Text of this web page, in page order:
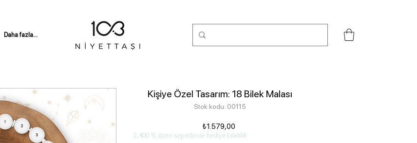
Daha fazla...
Kişiye Özel Tasarım: 18 Bilek Malası
Stok kodu: 00115
₺1.579,00Fiyat
2.400 TL üzeri sepetlerde hediye bileklik